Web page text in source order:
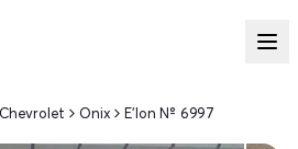
Chevrolet Onix E'lon № 6997